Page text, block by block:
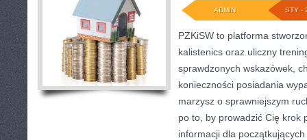
STY -
ADMIN
PZKiSW to platforma
kalistenics oraz uliczny
sprawdzonych wskazówek,
konieczności posiadania
marzysz o sprawniejszym
po to, by prowadzić Cię krok
informacji dla